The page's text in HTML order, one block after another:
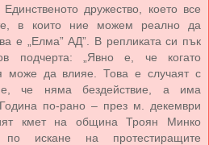
дружество, което все
в които ние можем реално да
е „Елма” АД”. В репликата си пък
подчерта: „Явно е, че когато
може да влияе. Това е случаят с
е, че няма бездействие, а има
по-рано – през м. декември
кмет на община Троян Минко
по искане на протестиращите